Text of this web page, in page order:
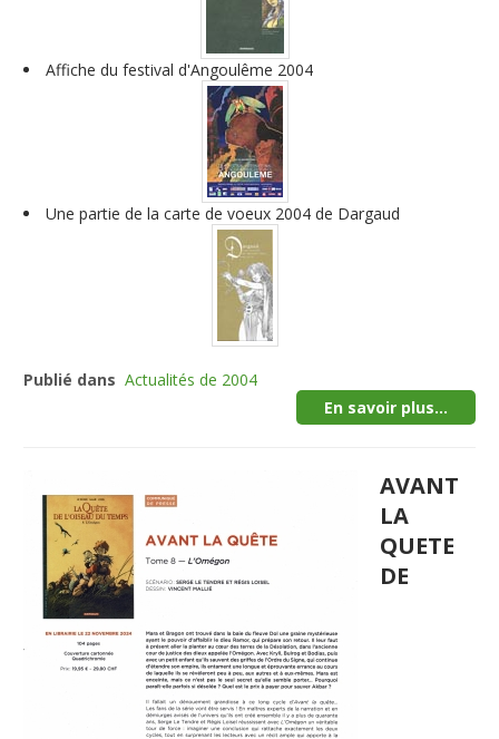
Affiche du festival d'Angoulême 2004
Une partie de la carte de voeux 2004 de Dargaud
Publié dans Actualités de 2004
En savoir plus...
AVANT
LA
QUETE
DE